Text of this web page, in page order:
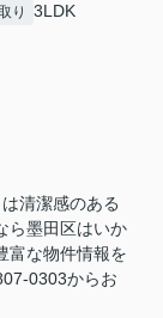
り 3LDK
清潔感のある
ら墨田区はいか
富な物件情報を
0303からお